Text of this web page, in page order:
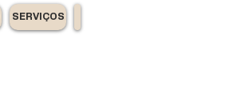
SERVIÇOS